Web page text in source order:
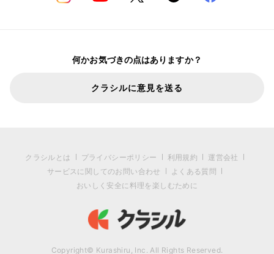
何かお気づきの点はありますか？
クラシルに意見を送る
クラシルとは プライバシーポリシー 利用規約
運営会社
サービスに関してのお問い合わせ
よくある質問
おいしく安全に料理を楽しむために
Copyright© Kurashiru, Inc. All Rights Reserved.